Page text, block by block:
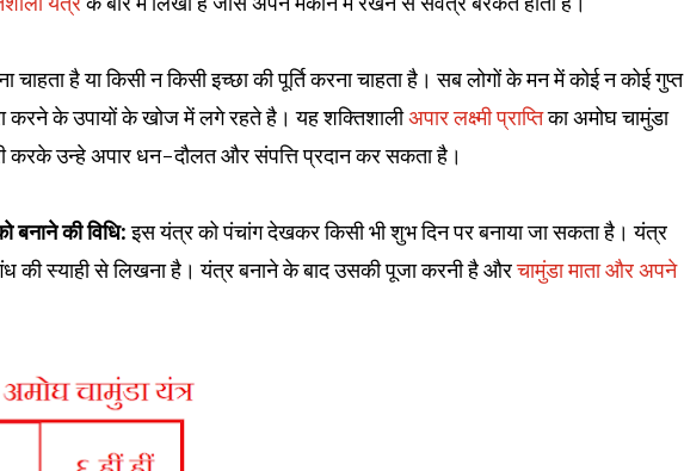
है या किसी न किसी इच्छा की पूर्ति करना चाहता है। सब लोगों के मन में कोई न कोई गुप्त
करने के उपायों के खोज में लगे रहते है। यह शक्तिशालीअपार लक्ष्मी प्राप्तिका अमोघ चामुंडा
करके उन्हे अपार धन-दौलत और संपत्ति प्रदान कर सकता है।
बनाने की विधि:इस यंत्र को पंचांग देखकर किसी भी शुभ दिन पर बनाया जा सकता है। यंत्र
की स्याही से लिखना है। यंत्र बनाने के बाद उसकी पूजा करनी है औरचामुंडा माता और अपने